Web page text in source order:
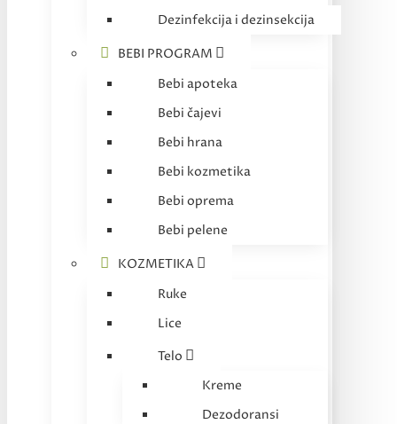
Dezinfekcija i dezinsekcija
BEBI PROGRAM
Bebi apoteka
Bebi čajevi
Bebi hrana
Bebi kozmetika
Bebi oprema
Bebi pelene
KOZMETIKA
Ruke
Lice
Telo
Kreme
Dezodoransi